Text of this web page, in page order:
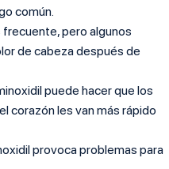
común.
pero algunos
de cabeza después de
puede hacer que los
corazón les van más rápido
provoca problemas para